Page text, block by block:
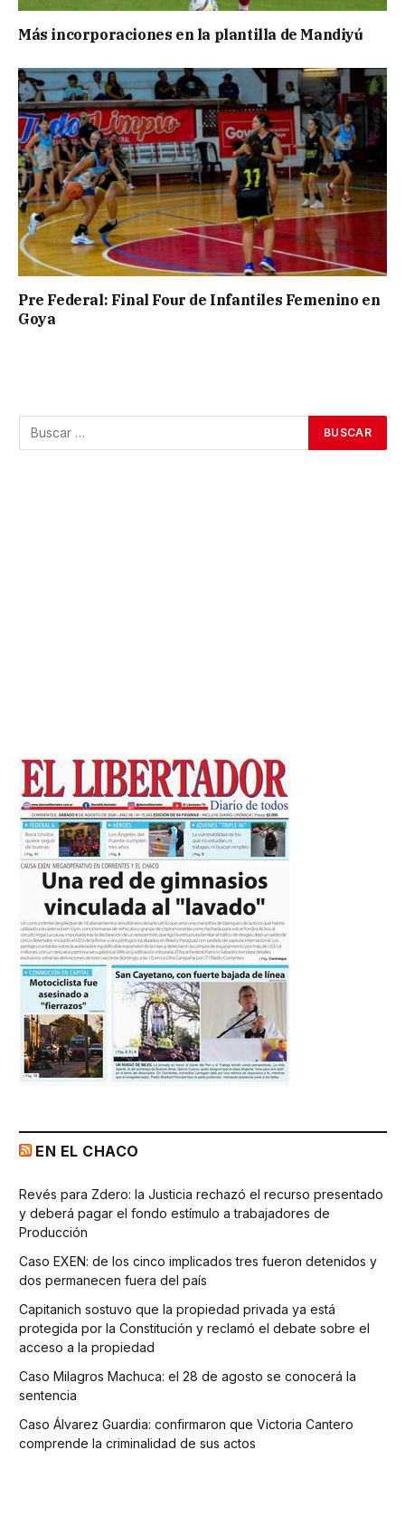
Más incorporaciones en la plantilla de Mandiyú
Pre Federal: Final Four de Infantiles Femenino en
Goya
EN EL CHACO
Revés para Zdero: la Justicia rechazó el recurso presentado
y deberá pagar el fondo estímulo a trabajadores de
Producción
Caso EXEN: de los cinco implicados tres fueron detenidos y
dos permanecen fuera del país
Capitanich sostuvo que la propiedad privada ya está
protegida por la Constitución y reclamó el debate sobre el
acceso a la propiedad
Caso Milagros Machuca: el 28 de agosto se conocerá la
sentencia
Caso Álvarez Guardia: confirmaron que Victoria Cantero
comprende la criminalidad de sus actos